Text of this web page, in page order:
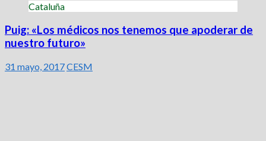
Cataluña
Puig: «Los médicos nos tenemos que apoderar de
nuestro futuro»
31 mayo, 2017CESM